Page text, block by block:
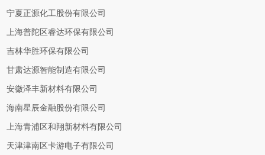
宁夏正源化工股份有限公司
上海普陀区睿达环保有限公司
吉林华胜环保有限公司
甘肃达源智能制造有限公司
安徽泽丰新材料有限公司
海南星辰金融股份有限公司
上海青浦区和翔新材料有限公司
天津津南区卡游电子有限公司